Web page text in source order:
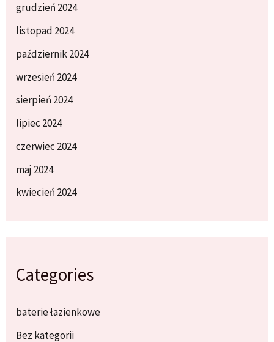
grudzień 2024
listopad 2024
październik 2024
wrzesień 2024
sierpień 2024
lipiec 2024
czerwiec 2024
maj 2024
kwiecień 2024
Categories
baterie łazienkowe
Bez kategorii